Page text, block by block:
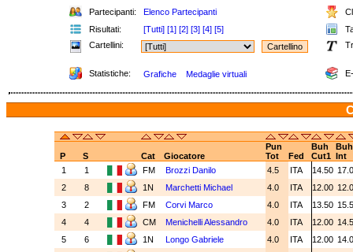
Partecipanti: Elenco Partecipanti
Risultati:
[Tutti] [1] [2] [3] [4] [5]
Cartellini:
Statistiche: Grafiche Medaglie virtuali
Pun Buh
Buh
P
S Cat Giocatore Tot Fed Cut1 Int
1
1 FM Brozzi Danilo 4.5 ITA 14.50
2
8 1N Marchetti Michael 4.0 ITA 12.00
3
2 FM Corvi Marco 4.0 ITA 13.50
4
4 CM Menichelli Alessandro 4.0 ITA 12.00
5
6 1N Longo Gabriele 4.0 ITA 12.00